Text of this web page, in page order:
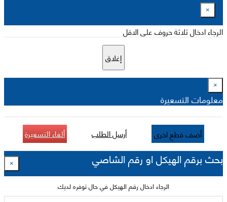
×
الرجاء ادخال ثلاثة حروف على الاقل
إغلاق
×
معلومات التسعيرة
أضف قطع اخرى أرسل الطلب ألغاء التسعيرة
بحث برقم الهيكل او رقم الشاصي ×
الرجاء ادخال رقم الهيكل في حال توفره لديك